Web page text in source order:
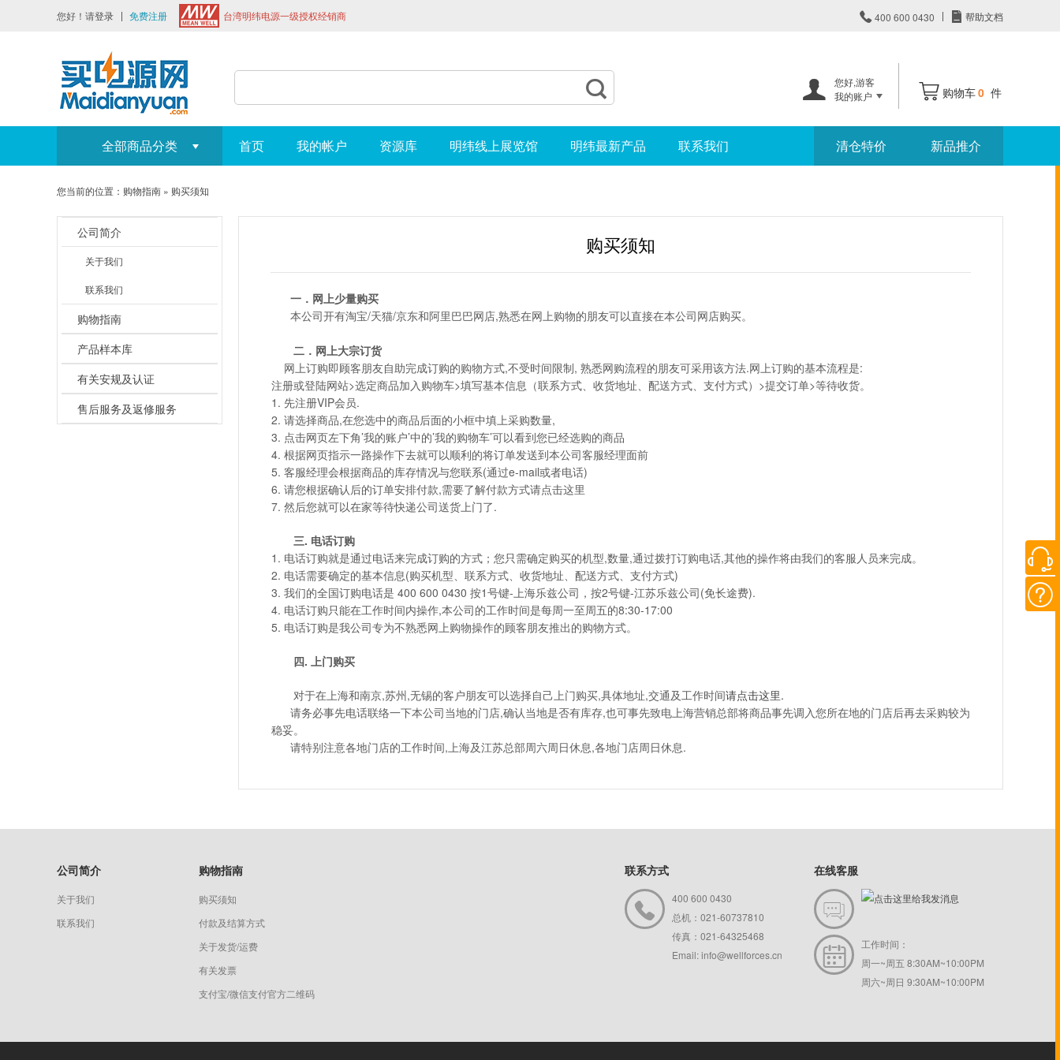
您好！请登录 免费注册 台湾明纬电源一级授权经销商  400 600 0430  帮助文档
  您好,游客
我的账户
 购物车0 件
全部商品分类 首页 我的帐户 资源库 明纬线上展览馆 明纬最新产品 联系我们 清仓特价 新品推介
您当前的位置： 购物指南 » 购买须知
公司简介
关于我们
联系我们
购物指南
产品样本库
有关安规及认证
售后服务及返修服务
购买须知
一．网上少量购买
本公司开有淘宝/天猫/京东和阿里巴巴网店,熟悉在网上购物的朋友可以直接在本公司网店购买。
二．网上大宗订货
网上订购即顾客朋友自助完成订购的购物方式,不受时间限制, 熟悉网购流程的朋友可采用该方法.网上订购的基本流程是:
注册或登陆网站>选定商品加入购物车>填写基本信息（联系方式、收货地址、配送方式、支付方式）>提交订单>等待收货。
1. 先注册VIP会员.
2. 请选择商品,在您选中的商品后面的小框中填上采购数量,
3. 点击网页左下角’我的账户’中的’我的购物车’可以看到您已经选购的商品
4. 根据网页指示一路操作下去就可以顺利的将订单发送到本公司客服经理面前
5. 客服经理会根据商品的库存情况与您联系(通过e-mail或者电话)
6. 请您根据确认后的订单安排付款,需要了解付款方式请点击这里
7. 然后您就可以在家等待快递公司送货上门了.
三. 电话订购
1. 电话订购就是通过电话来完成订购的方式；您只需确定购买的机型,数量,通过拨打订购电话,其他的操作将由我们的客服人员来完成。
2. 电话需要确定的基本信息(购买机型、联系方式、收货地址、配送方式、支付方式)
3. 我们的全国订购电话是 400 600 0430 按1号键-上海乐兹公司，按2号键-江苏乐兹公司(免长途费).
4. 电话订购只能在工作时间内操作,本公司的工作时间是每周一至周五的8:30-17:00
5. 电话订购是我公司专为不熟悉网上购物操作的顾客朋友推出的购物方式。
四. 上门购买
对于在上海和南京,苏州,无锡的客户朋友可以选择自己上门购买,具体地址,交通及工作时间请点击这里.
请务必事先电话联络一下本公司当地的门店,确认当地是否有库存,也可事先致电上海营销总部将商品事先调入您所在地的门店后再去采购较为
稳妥。
请特别注意各地门店的工作时间,上海及江苏总部周六周日休息,各地门店周日休息.
公司简介
关于我们
联系我们
购物指南
购买须知
付款及结算方式
关于发货/运费
有关发票
支付宝/微信支付官方二维码
联系方式

400 600 0430
总机：021-60737810
传真：021-64325468
Email: info@wellforces.cn
在线客服


工作时间：
周一~周五 8:30AM~10:00PM
周六~周日 9:30AM~10:00PM

